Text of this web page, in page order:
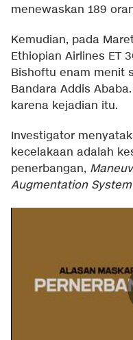
menewaskan 189
Kemudian, pada
Ethiopian Airlines ET
Bishoftu enam menit
Bandara Addis
karena kejadian itu.
Investigator
kecelakaan adalah
penerbangan,
Augmentation System